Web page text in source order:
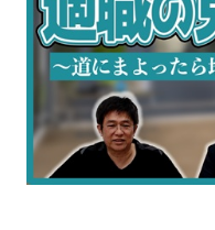
個人情報の取扱について
個人情報保護方針
反社会的勢力排除方針
派遣事業者行動指針